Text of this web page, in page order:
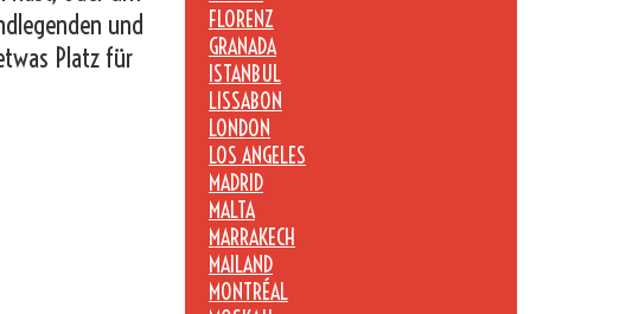
und
Platz für
FLORENZ
GRANADA
ISTANBUL
LISSABON
LONDON
LOS ANGELES
MADRID
MALTA
MARRAKECH
MAILAND
MONTRÉAL